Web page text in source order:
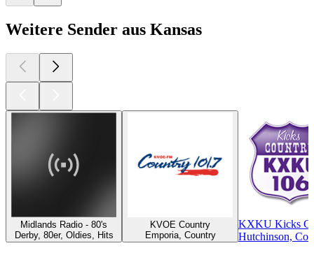
Weitere Sender aus Kansas
Midlands Radio - 80's
Derby, 80er, Oldies, Hits
KVOE Country
Emporia, Country
KXKU Kicks
Hutchinson,